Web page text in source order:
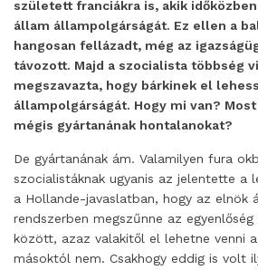
született franciákra is, akik
állam állampolgárságát. Ez ellen a
hangosan fellázadt, még az
távozott. Majd a szocialista többség
megszavazta, hogy bárkinek el
állampolgárságát. Hogy mi van?
mégis gyártanának hontalanokat?
De gyártanának ám. Valamilyen fura
szocialistáknak ugyanis az jelentette a
a Hollande-javaslatban, hogy az elnök
rendszerben megszűnne az
között, azaz valakitől el lehetne venni
másoktól nem. Csakhogy eddig is volt